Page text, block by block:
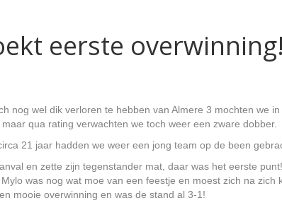
eerste overwinning!
nog wel dik verloren te hebben van Almere 3 mochten we
qua rating verwachten we toch weer een zware dobber.
21 jaar hadden we weer een jong team op de been
en zette zijn tegenstander mat, daar was het eerste
was nog wat moe van een feestje en moest zich na
mooie overwinning en was de stand al 3-1!